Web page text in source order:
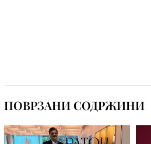
ПОВРЗАНИ СОДРЖИНИ